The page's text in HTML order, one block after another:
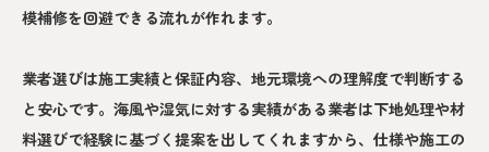
模補修を回避できる流れが作れます。
業者選びは施工実績と保証内容、地元環境への理解度で判断する
と安心です。海風や湿気に対する実績がある業者は下地処理や材
料選びで経験に基づく提案を出してくれますから、仕様や施工の